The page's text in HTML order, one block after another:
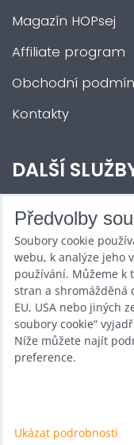
Magazín HOPsej
Affiliate program
Obchodní
Kontakty
DALŠÍ
Zábava na Vaši
Půjčovna
Promotéři
Kurzy a setkání
Velkoobchod
Nabídka práce
Předvolby soukromí
Předvolby
Soubory cookie
webu, k analýze jeho
používání. Můžeme k
stran a shromážděná
EU, USA nebo jiných
soubory cookie“
Níže můžete najít
preference.
Ukázat podrobnosti